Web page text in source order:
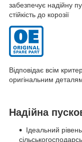
забезпечує надійну
стійкість до корозії
Відповідає всім
оригінальним
Надійна
Ідеальний рівень